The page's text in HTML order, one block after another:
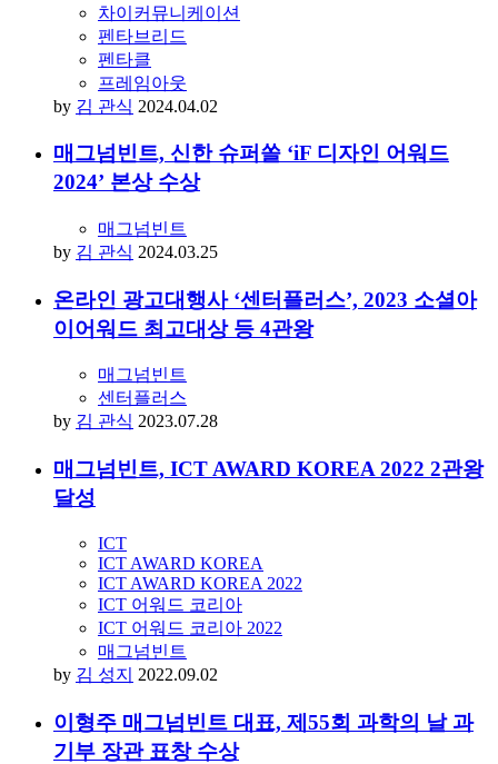
차이커뮤니케이션
펜타브리드
펜타클
프레임아웃
by 김 관식 2024.04.02
매그넘빈트, 신한 슈퍼쏠 ‘iF 디자인 어워드
2024’ 본상 수상
매그넘빈트
by 김 관식 2024.03.25
온라인 광고대행사 ‘센터플러스’, 2023 소셜아
이어워드 최고대상 등 4관왕
매그넘빈트
센터플러스
by 김 관식 2023.07.28
매그넘빈트, ICT AWARD KOREA 2022 2관왕
달성
ICT
ICT AWARD KOREA
ICT AWARD KOREA 2022
ICT 어워드 코리아
ICT 어워드 코리아 2022
매그넘빈트
by 김 성지 2022.09.02
이형주 매그넘빈트 대표, 제55회 과학의 날 과
기부 장관 표창 수상